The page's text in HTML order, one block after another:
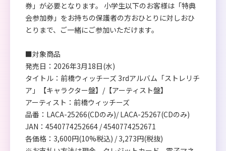
券」が必要となります。 小学生以下のお客様は「特典
会参加券」をお持ちの保護者の方おひとりに対しおひ
とりまで、ご一緒にご参加いただけます。
■対象商品
発売日：2026年3月18日(水)
タイトル：前橋ウィッチーズ 3rdアルバム「ストレリチ
ア」【キャラクター盤】/【アーティスト盤】
アーティスト：前橋ウィッチーズ
品番：LACA-25266(CDのみ)/ LACA-25267(CDのみ)
JAN：4540774252664 / 4540774252671
各価格：3,600円(10%税込) / 3,273円(税抜)